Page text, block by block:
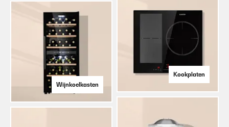
Wijnkoelkasten
Kookplaten